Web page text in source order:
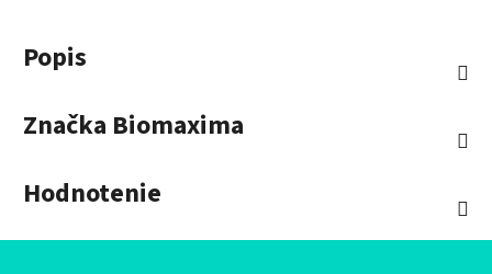
Popis
Značka Biomaxima
Hodnotenie